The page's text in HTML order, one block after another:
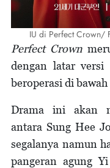
IU di Perfect Crown/
Perfect Crown
dengan latar
beroperasi di
Drama ini akan
antara Sung Hee
segalanya namun
pangeran agung